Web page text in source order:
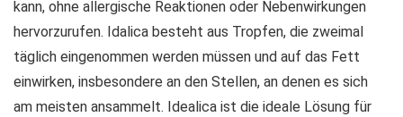
kann, ohne allergische Reaktionen oder Nebenwirkungen
hervorzurufen. Idalica besteht aus Tropfen, die zweimal
täglich eingenommen werden müssen und auf das Fett
einwirken, insbesondere an den Stellen, an denen es sich
am meisten ansammelt. Idealica ist die ideale Lösung für